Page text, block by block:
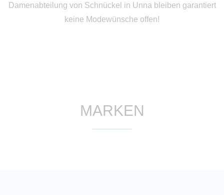
Damenabteilung von Schnückel in Unna bleiben garantiert
keine Modewünsche offen!
MARKEN